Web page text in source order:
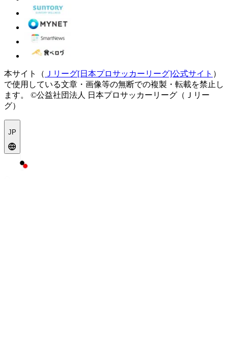
本サイト（ Ｊリーグ[日本プロサッカーリーグ]公式サイト ）
で使用している文章・画像等の無断での複製・転載を禁止し
ます。
©公益社団法人 日本プロサッカーリーグ（Ｊリー
グ）
JP